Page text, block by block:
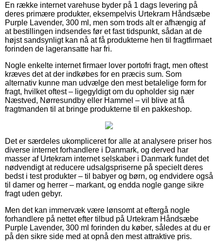
En række internet varehuse byder på 1 dags levering på
deres primære produkter, eksempelvis Urtekram Håndsæbe
Purple Lavender, 300 ml, men som trods alt er afhængig af
at bestillingen indsendes før et fast tidspunkt, sådan at de
højst sandsynligt kan nå at få produkterne hen til fragtfirmaet
forinden de lageransatte har fri.
Nogle enkelte internet firmaer lover portofri fragt, men oftest
kræves det at der indkøbes for en præcis sum. Som
alternativ kunne man udvælge den mest betalelige form for
fragt, hvilket oftest – ligegyldigt om du opholder sig nær
Næstved, Nørresundby eller Hammel – vil blive at få
fragtmanden til at bringe produkterne til en pakkeshop.
Det er særdeles ukompliceret for alle at analysere priser hos
diverse internet forhandlere i Danmark, og derved har
masser af Urtekram internet selskaber i Danmark fundet det
nødvendigt at reducere udsalgspriserne på specielt deres
bedst i test produkter – til babyer og børn, og endvidere også
til damer og herrer – markant, og endda nogle gange sikre
fragt uden gebyr.
Men det kan immervæk være lønsomt at eftergå nogle
forhandlere på nettet efter tilbud på Urtekram Håndsæbe
Purple Lavender, 300 ml forinden du køber, således at du er
på den sikre side med at opnå den mest attraktive pris.